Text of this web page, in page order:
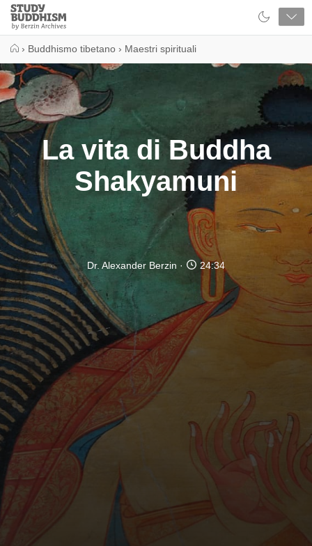
Close
Study
Buddhism
› Buddhismo tibetano › Maestri spirituali
La vita di Buddha
Shakyamuni
Dr. Alexander Berzin 24:34